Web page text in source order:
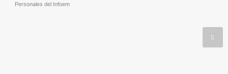
Personales del Infoem